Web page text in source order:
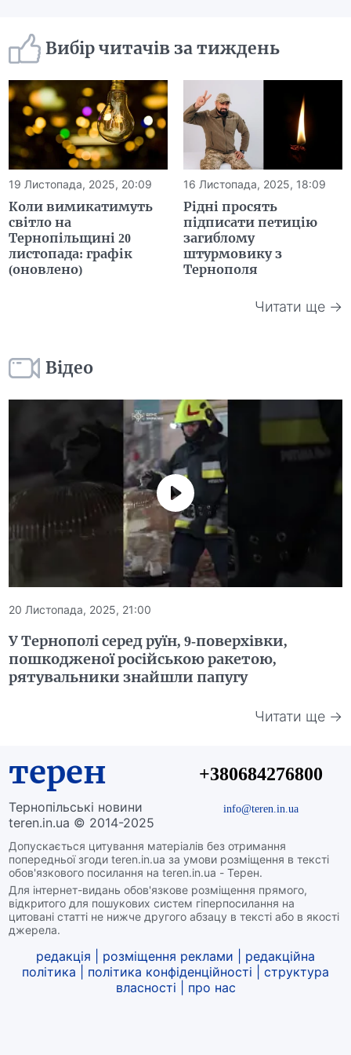
Вибір читачів за тиждень
19 Листопада, 2025, 20:09
Коли вимикатимуть
світло на
Тернопільщині 20
листопада: графік
(оновлено)
16 Листопада, 2025, 18:09
Рідні просять
підписати петицію
загиблому
штурмовику з
Тернополя
Читати ще →
Відео
20 Листопада, 2025, 21:00
У Тернополі серед руїн, 9-поверхівки,
пошкодженої російською ракетою,
рятувальники знайшли папугу
Читати ще →
терен
Тернопільські новини
teren.in.ua © 2014-2025
Допускається цитування матеріалів без отримання
попередньої згоди teren.in.ua за умови розміщення в тексті
обов'язкового посилання на teren.in.ua - Терен.
Для інтернет-видань обов'язкове розміщення прямого,
відкритого для пошукових систем гіперпосилання на
цитовані статті не нижче другого абзацу в тексті або в якості
джерела.
+380684276800
info@teren.in.ua
редакція розміщення реклами
редакційна
політика
політика конфіденційності
структура
власності
про нас